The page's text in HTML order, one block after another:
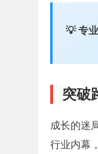
💡 专
突破
成长的迷
行业内幕